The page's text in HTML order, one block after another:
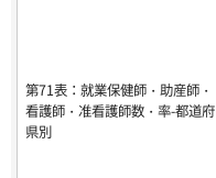
第71表：就業保健師・助産師・
看護師・准看護師数・率-都道府
県別